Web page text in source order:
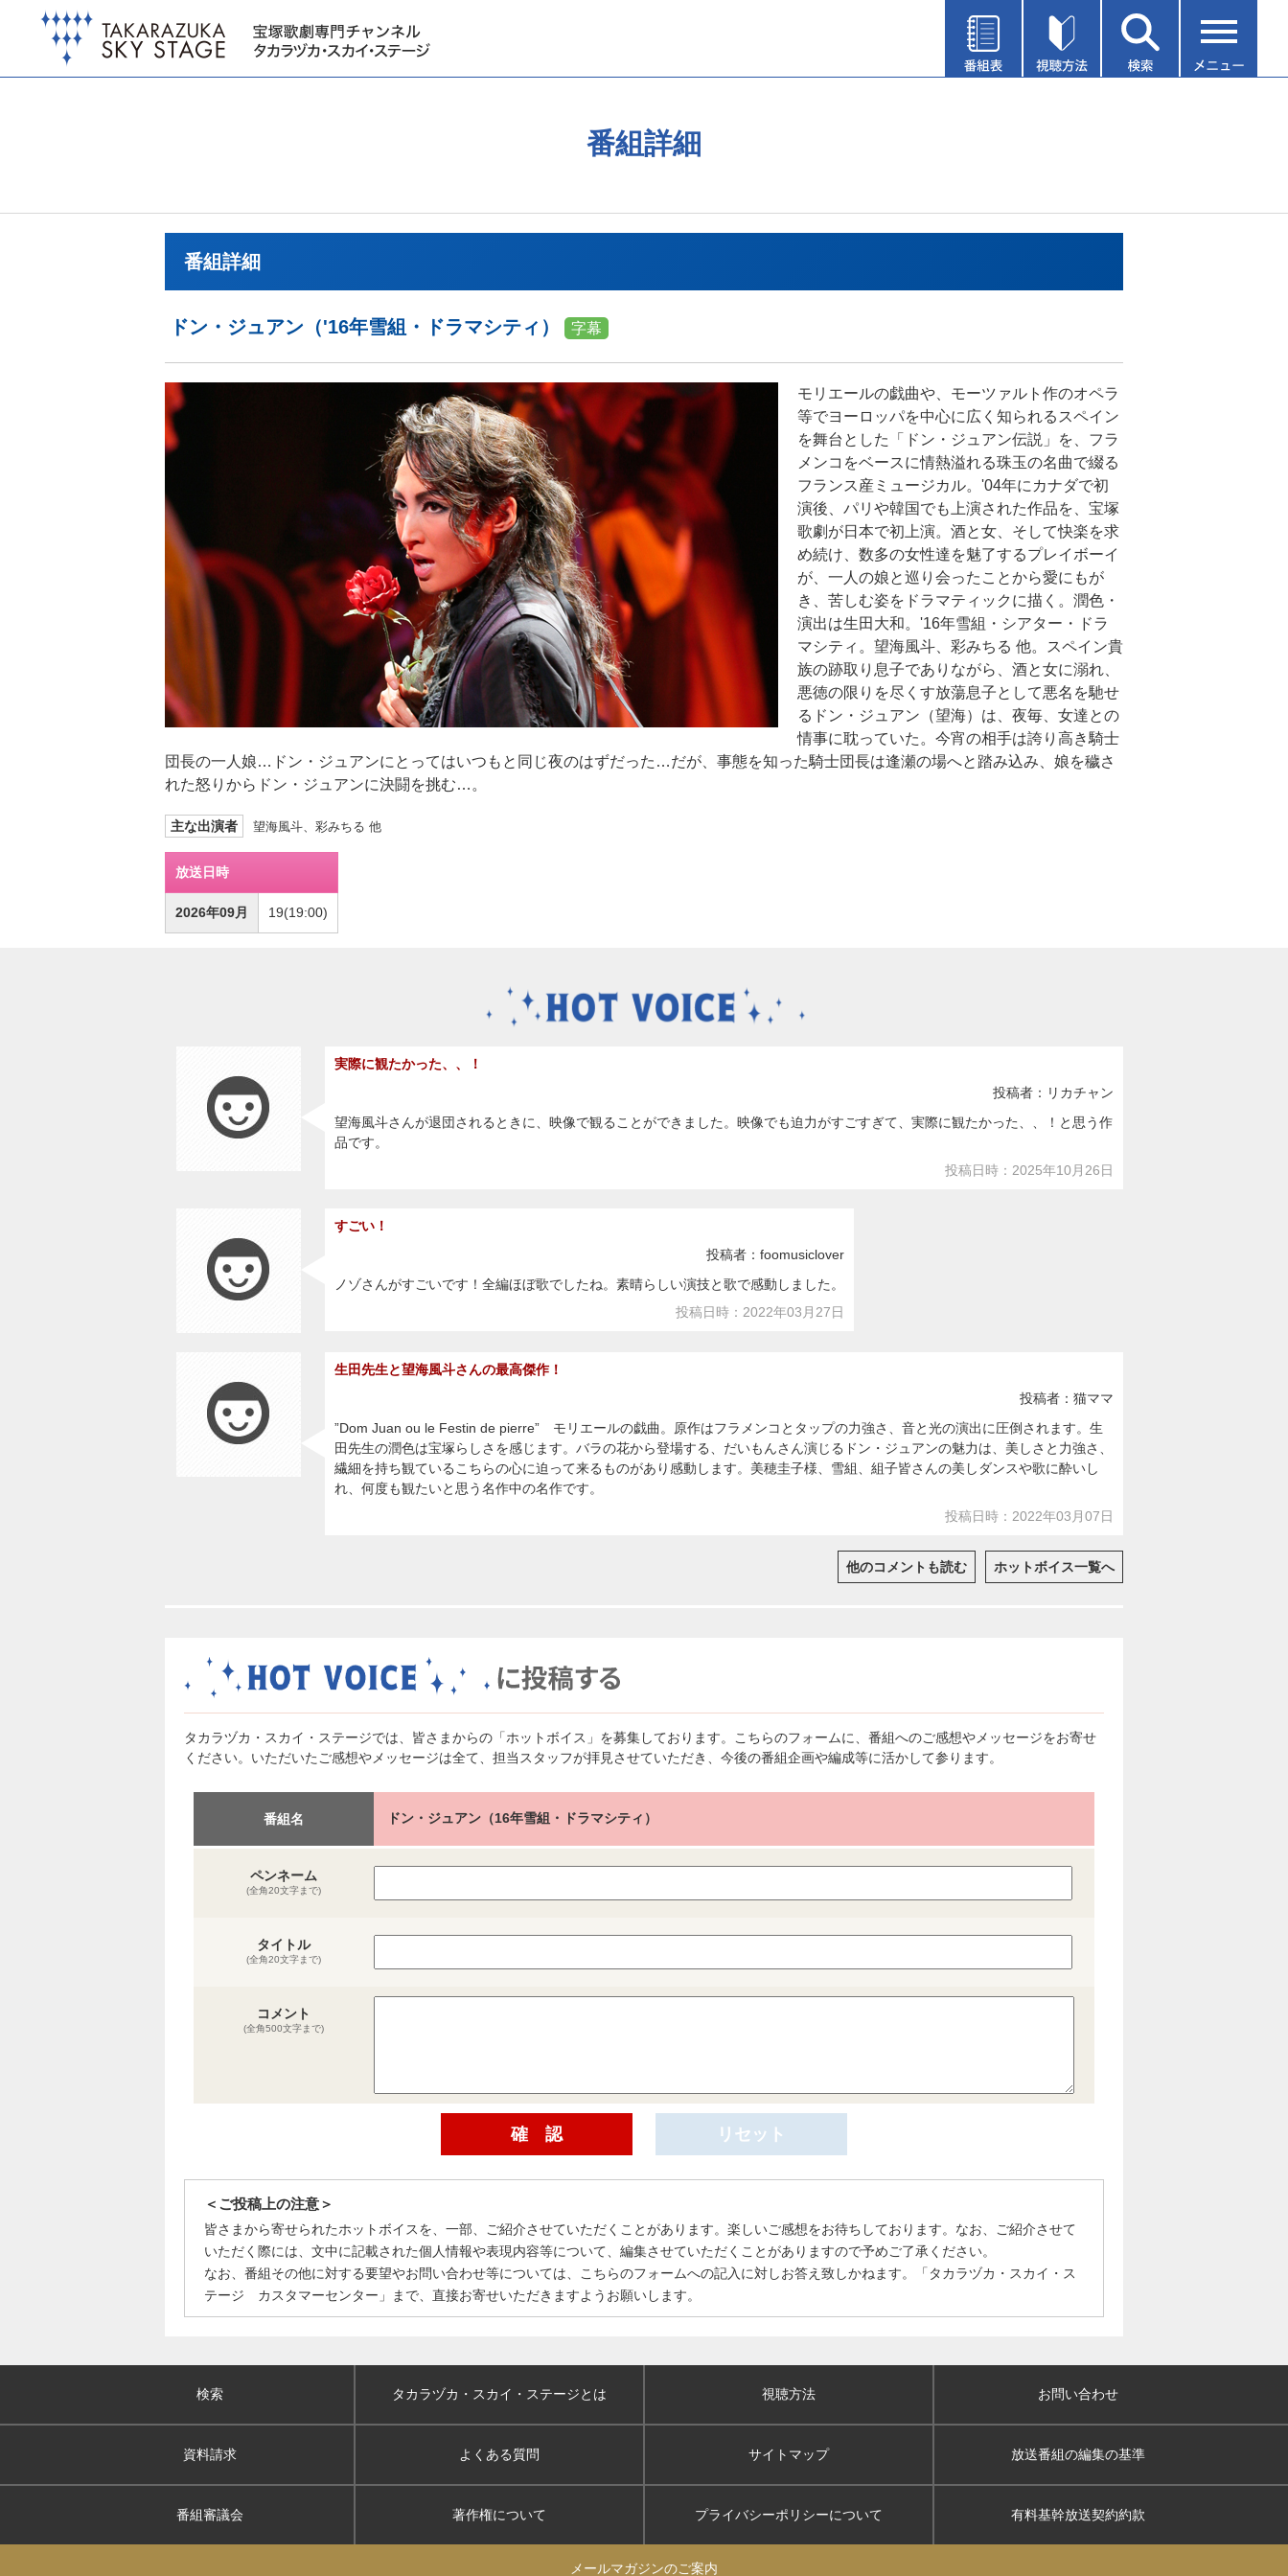
番組詳細
番組詳細
ドン・ジュアン（'16年雪組・ドラマシティ） 字幕
モリエールの戯曲や、モーツァルト作のオペラ
等でヨーロッパを中心に広く知られるスペイン
を舞台とした「ドン・ジュアン伝説」を、フラ
メンコをベースに情熱溢れる珠玉の名曲で綴る
フランス産ミュージカル。'04年にカナダで初
演後、パリや韓国でも上演された作品を、宝塚
歌劇が日本で初上演。酒と女、そして快楽を求
め続け、数多の女性達を魅了するプレイボーイ
が、一人の娘と巡り会ったことから愛にもが
き、苦しむ姿をドラマティックに描く。潤色・
演出は生田大和。'16年雪組・シアター・ドラ
マシティ。望海風斗、彩みちる 他。スペイン貴
族の跡取り息子でありながら、酒と女に溺れ、
悪徳の限りを尽くす放蕩息子として悪名を馳せ
るドン・ジュアン（望海）は、夜毎、女達との
情事に耽っていた。今宵の相手は誇り高き騎士
団長の一人娘…ドン・ジュアンにとってはいつもと同じ夜のはずだった…だが、事態を知った騎士団長は逢瀬の場へと踏み込み、娘を穢さ
れた怒りからドン・ジュアンに決闘を挑む…。
主な出演者 望海風斗、彩みちる 他
放送日時
2026年09月 19(19:00)
実際に観たかった、、！
投稿者：リカチャン
望海風斗さんが退団されるときに、映像で観ることができました。映像でも迫力がすごすぎて、実際に観たかった、、！と思う作
品です。
投稿日時：2025年10月26日
すごい！
投稿者：foomusiclover
ノゾさんがすごいです！全編ほぼ歌でしたね。素晴らしい演技と歌で感動しました。
投稿日時：2022年03月27日
生田先生と望海風斗さんの最高傑作！
投稿者：猫ママ
”Dom Juan ou le Festin de pierre” モリエールの戯曲。原作はフラメンコとタップの力強さ、音と光の演出に圧倒されます。生
田先生の潤色は宝塚らしさを感じます。バラの花から登場する、だいもんさん演じるドン・ジュアンの魅力は、美しさと力強さ、
繊細を持ち観ているこちらの心に迫って来るものがあり感動します。美穂圭子様、雪組、組子皆さんの美しダンスや歌に酔いし
れ、何度も観たいと思う名作中の名作です。
投稿日時：2022年03月07日
他のコメントも読む ホットボイス一覧へ
タカラヅカ・スカイ・ステージでは、皆さまからの「ホットボイス」を募集しております。こちらのフォームに、番組へのご感想やメッセージをお寄せ
ください。いただいたご感想やメッセージは全て、担当スタッフが拝見させていただき、今後の番組企画や編成等に活かして参ります。
番組名 ドン・ジュアン（16年雪組・ドラマシティ）
ペンネーム
(全角20文字まで)
タイトル
(全角20文字まで)
コメント
(全角500文字まで)
＜ご投稿上の注意＞
皆さまから寄せられたホットボイスを、一部、ご紹介させていただくことがあります。楽しいご感想をお待ちしております。なお、ご紹介させて
いただく際には、文中に記載された個人情報や表現内容等について、編集させていただくことがありますので予めご了承ください。
なお、番組その他に対する要望やお問い合わせ等については、こちらのフォームへの記入に対しお答え致しかねます。「タカラヅカ・スカイ・ス
テージ カスタマーセンター」まで、直接お寄せいただきますようお願いします。
検索 タカラヅカ・スカイ ・ステージとは 視聴方法 お問い合わせ
資料請求 よくある質問 サイトマップ 放送番組の編集の基準
番組審議会 著作権について プライバシーポリシーについて 有料基幹放送契約約款
メールマガジンのご案内